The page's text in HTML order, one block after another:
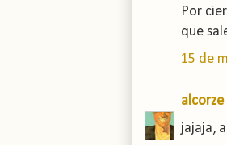
Por
que
15 de
alcorze
jajaja,